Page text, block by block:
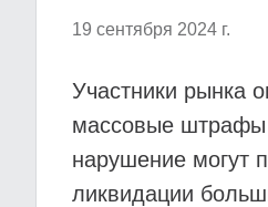
19 сентября 2024 г.
Участники рынка
массовые штрафы
нарушение могут
ликвидации